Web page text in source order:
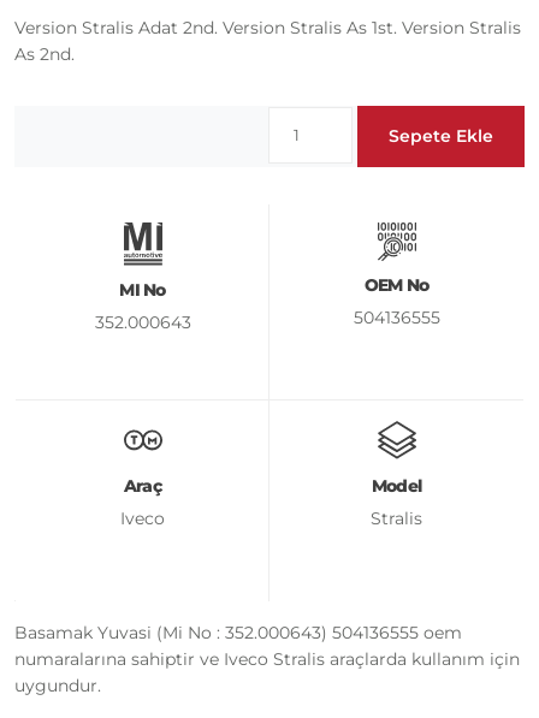
Version Stralis Adat 2nd. Version Stralis As 1st. Version Stralis
As 2nd.
Sepete Ekle
MI No
352.000643
OEM No
504136555
Araç
Iveco
Model
Stralis
Basamak Yuvasi (Mi No : 352.000643) 504136555 oem
numaralarına sahiptir ve Iveco Stralis araçlarda kullanım için
uygundur.